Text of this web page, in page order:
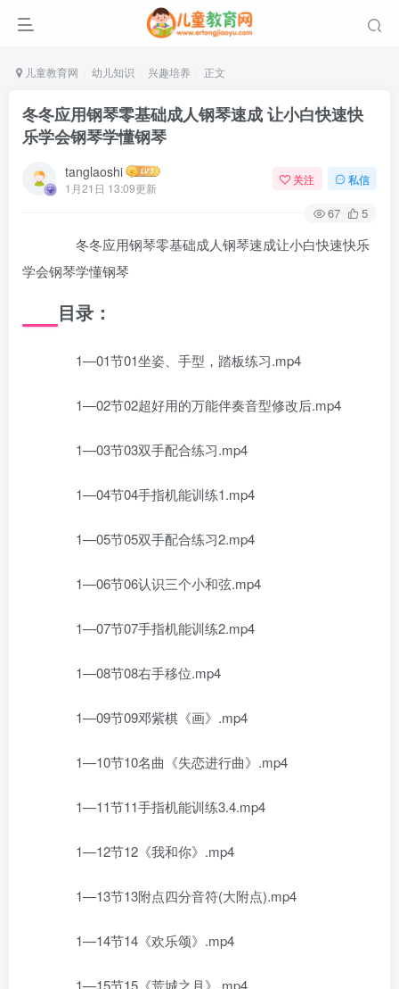
儿童教育网 幼儿知识 兴趣培养 正文
冬冬应用钢琴零基础成人钢琴速成 让小白快速快
乐学会钢琴学懂钢琴
tanglaoshi
1月21日 13:09更新
关注 私信
67 5
冬冬应用钢琴零基础成人钢琴速成让小白快速快乐
学会钢琴学懂钢琴
目录：
1—01节01坐姿、手型，踏板练习.mp4
1—02节02超好用的万能伴奏音型修改后.mp4
1—03节03双手配合练习.mp4
1—04节04手指机能训练1.mp4
1—05节05双手配合练习2.mp4
1—06节06认识三个小和弦.mp4
1—07节07手指机能训练2.mp4
1—08节08右手移位.mp4
1—09节09邓紫棋《画》.mp4
1—10节10名曲《失恋进行曲》.mp4
1—11节11手指机能训练3.4.mp4
1—12节12《我和你》.mp4
1—13节13附点四分音符(大附点).mp4
1—14节14《欢乐颂》.mp4
1—15节15《荒城之月》.mp4